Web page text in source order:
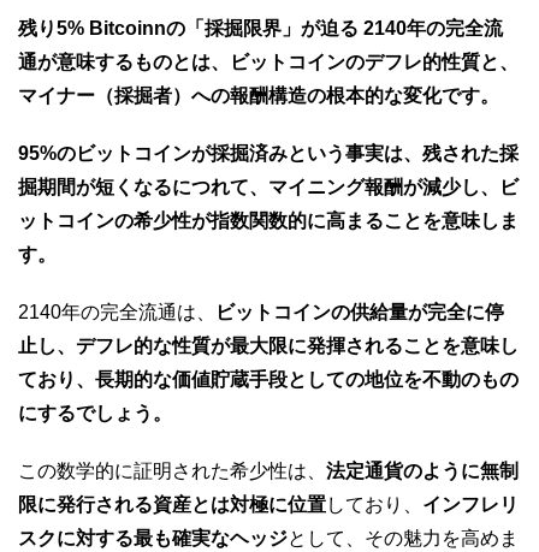
残り5% Bitcoinnの「採掘限界」が迫る 2140年の完全流
通が意味するものとは、ビットコインのデフレ的性質と、
マイナー（採掘者）への報酬構造の根本的な変化です。
95%のビットコインが採掘済みという事実は、残された採
掘期間が短くなるにつれて、マイニング報酬が減少し、ビ
ットコインの希少性が指数関数的に高まることを意味しま
す。
2140年の完全流通は、
ビットコインの供給量が完全に停
止し、デフレ的な性質が最大限に発揮されることを意味し
ており、長期的な価値貯蔵手段としての地位を不動のもの
にするでしょう。
この数学的に証明された希少性は、 法定通貨のように無制
限に発行される資産とは対極に位置しており、 インフレリ
スクに対する最も確実なヘッジとして、その魅力を高めま